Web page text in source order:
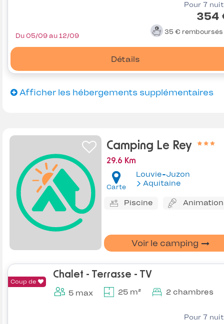
Pour 7
354
35 € remboursés
Détails
Du 05/09 au 12/09
Afficher les hébergements supplémentaires
Camping Le Rey
29.6 Km
Carte
Louvie-Juzon
Aquitaine
Piscine
Voir le camping
Coup de
Chalet - Terrasse - TV
5 max 25 m² 2 chambres
Pour 7